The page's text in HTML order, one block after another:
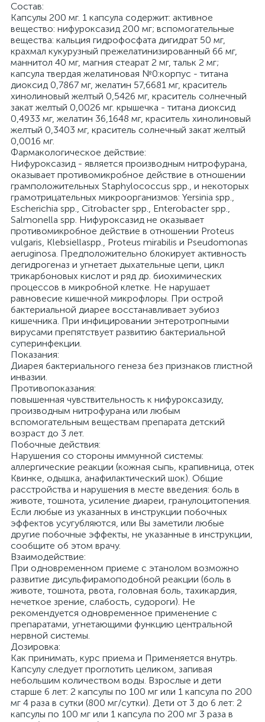
Cостав:
Капсулы 200 мг. 1 капсула содержит: активное
вещество: нифуроксазид 200 мг; вспомогательные
вещества: кальция гидрофосфата дигидрат 50 мг,
крахмал кукурузный прежелатинизированный 66 мг,
маннитол 40 мг, магния стеарат 2 мг, тальк 2 мг;
капсула твердая желатиновая №0:корпус - титана
диоксид 0,7867 мг, желатин 57,6681 мг, краситель
хинолиновый желтый 0,5426 мг, краситель солнечный
закат желтый 0,0026 мг. крышечка - титана диоксид
0,4933 мг, желатин 36,1648 мг, краситель хинолиновый
желтый 0,3403 мг, краситель солнечный закат желтый
0,0016 мг.
Фармакологическое действие:
Нифуроксазид - является производным нитрофурана,
оказывает противомикробное действие в отношении
грамположительных Staphylococcus spp., и некоторых
грамотрицательных микроорганизмов: Yersinia spp.,
Escherichia spp., Citrobacter spp., Enterobacter spp.,
Salmonella spp. Нифуроксазид не оказывает
противомикробное действие в отношении Proteus
vulgaris, Klebsiellaspp., Proteus mirabilis и Pseudomonas
aeruginosa. Предположительно блокирует активность
дегидрогеназ и угнетает дыхательные цепи, цикл
трикарбоновых кислот и ряд др. биохимических
процессов в микробной клетке. Не нарушает
равновесие кишечной микрофлоры. При острой
бактериальной диарее восстанавливает эубиоз
кишечника. При инфицировании энтеротропными
вирусами препятствует развитию бактериальной
суперинфекции.
Показания:
Диарея бактериального генеза без признаков глистной
инвазии.
Противопоказания:
повышенная чувствительность к нифуроксазиду,
производным нитрофурана или любым
вспомогательным веществам препарата детский
возраст до 3 лет.
Побочные действия:
Нарушения со стороны иммунной системы:
аллергические реакции (кожная сыпь, крапивница, отек
Квинке, одышка, анафилактический шок). Общие
расстройства и нарушения в месте введения: боль в
животе, тошнота, усиление диареи, гранулоцитопения.
Если любые из указанных в инструкции побочных
эффектов усугубляются, или Вы заметили любые
другие побочные эффекты, не указанные в инструкции,
сообщите об этом врачу.
Взаимодействие:
При одновременном приеме с этанолом возможно
развитие дисульфирамоподобной реакции (боль в
животе, тошнота, рвота, головная боль, тахикардия,
нечеткое зрение, слабость, судороги). Не
рекомендуется одновременное применение с
препаратами, угнетающими функцию центральной
нервной системы.
Дозировка:
Как принимать, курс приема и Применяется внутрь.
Капсулу следует проглотить целиком, запивая
небольшим количеством воды. Взрослые и дети
старше 6 лет: 2 капсулы по 100 мг или 1 капсула по 200
мг 4 раза в сутки (800 мг/сутки). Дети от 3 до 6 лет: 2
капсулы по 100 мг или 1 капсула по 200 мг 3 раза в